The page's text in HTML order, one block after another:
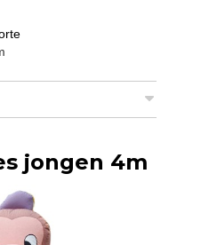
jongen 4m